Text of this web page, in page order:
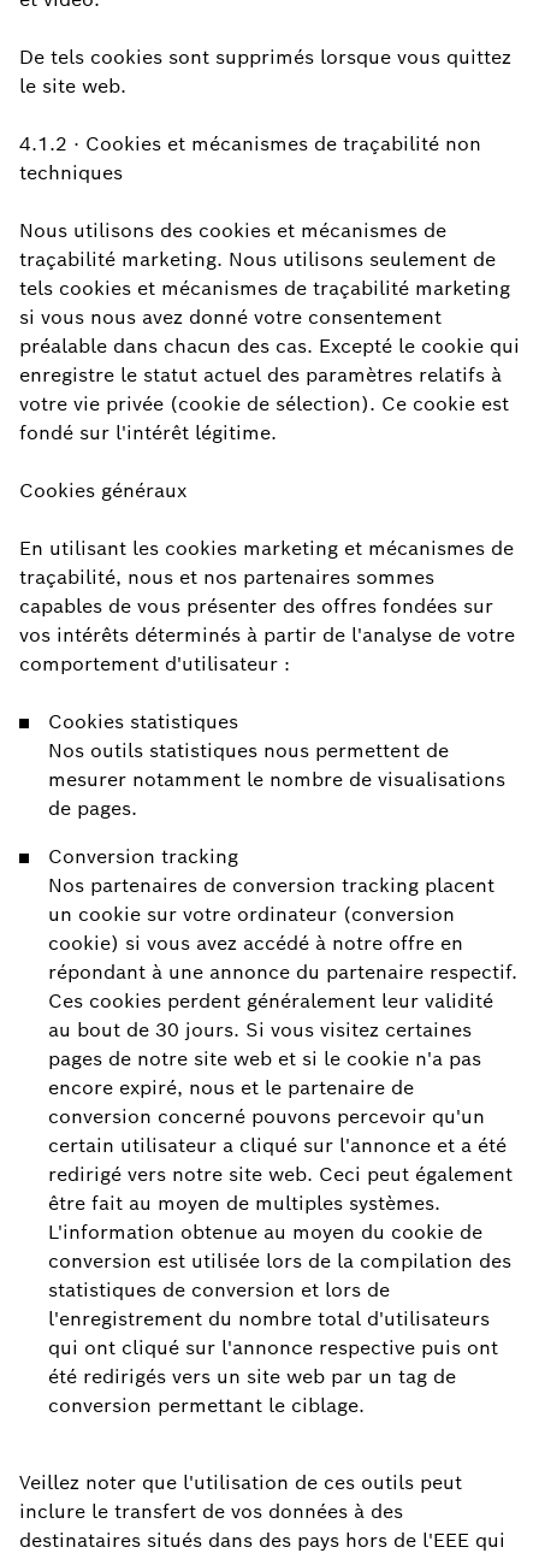
De tels cookies sont supprimés lorsque vous quittez
le site web.
4.1.2 · Cookies et mécanismes de traçabilité non
techniques
Nous utilisons des cookies et mécanismes de
traçabilité marketing. Nous utilisons seulement de
tels cookies et mécanismes de traçabilité marketing
si vous nous avez donné votre consentement
préalable dans chacun des cas. Excepté le cookie qui
enregistre le statut actuel des paramètres relatifs à
votre vie privée (cookie de sélection). Ce cookie est
fondé sur l'intérêt légitime.
Cookies généraux
En utilisant les cookies marketing et mécanismes de
traçabilité, nous et nos partenaires sommes
capables de vous présenter des offres fondées sur
vos intérêts déterminés à partir de l'analyse de votre
comportement d'utilisateur :
Cookies statistiques
Nos outils statistiques nous permettent de
mesurer notamment le nombre de visualisations
de pages.
Conversion tracking
Nos partenaires de conversion tracking placent
un cookie sur votre ordinateur (conversion
cookie) si vous avez accédé à notre offre en
répondant à une annonce du partenaire respectif.
Ces cookies perdent généralement leur validité
au bout de 30 jours. Si vous visitez certaines
pages de notre site web et si le cookie n'a pas
encore expiré, nous et le partenaire de
conversion concerné pouvons percevoir qu'un
certain utilisateur a cliqué sur l'annonce et a été
redirigé vers notre site web. Ceci peut également
être fait au moyen de multiples systèmes.
L'information obtenue au moyen du cookie de
conversion est utilisée lors de la compilation des
statistiques de conversion et lors de
l'enregistrement du nombre total d'utilisateurs
qui ont cliqué sur l'annonce respective puis ont
été redirigés vers un site web par un tag de
conversion permettant le ciblage.
Veillez noter que l'utilisation de ces outils peut
inclure le transfert de vos données à des
destinataires situés dans des pays hors de l'EEE qui